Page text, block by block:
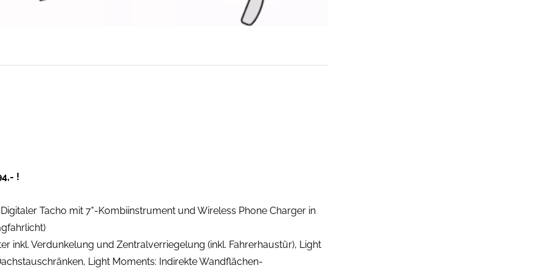
!
Tacho mit 7"-Kombiinstrument und Wireless Phone Charger in
inkl. Verdunkelung und Zentralverriegelung (inkl. Fahrerhaustür), Light
Light Moments: Indirekte Wandflächen-